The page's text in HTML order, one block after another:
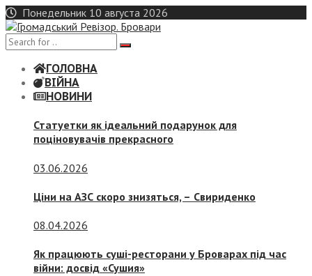
Skip
to
content
Понедельник 10 августа 2026
ГОЛОВНА
ВІЙНА
НОВИНИ
Статуетки як ідеальний подарунок для
поціновувачів прекрасного
03.06.2026
Ціни на АЗС скоро знизяться, – Свириденко
08.04.2026
Як працюють суші-ресторани у Броварах під час
війни: досвід «Сушия»